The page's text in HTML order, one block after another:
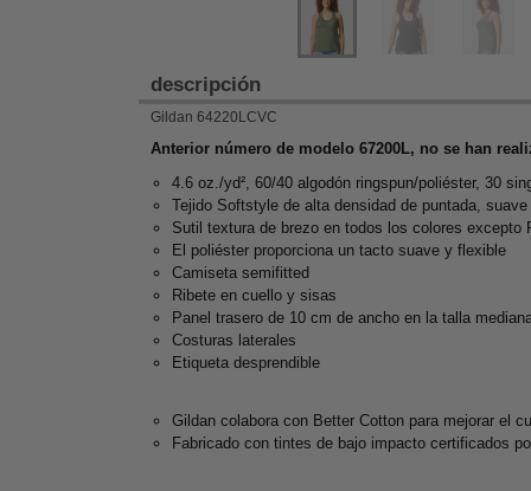
descripción
Gildan 64220LCVC
Anterior número de modelo 67200L, no se han
4.6 oz./yd², 60/40 algodón ringspun/poliéster, 30
Tejido Softstyle de alta densidad de puntada,
Sutil textura de brezo en todos los colores excepto
El poliéster proporciona un tacto suave y flexible
Camiseta semifitted
Ribete en cuello y sisas
Panel trasero de 10 cm de ancho en la talla
Costuras laterales
Etiqueta desprendible
Gildan colabora con Better Cotton para mejorar el
Fabricado con tintes de bajo impacto certificados